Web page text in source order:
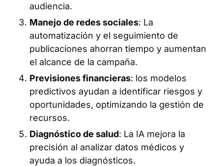
audiencia.
Manejo de redes sociales: La
automatización y el seguimiento de
publicaciones ahorran tiempo y aumentan
el alcance de la campaña.
Previsiones financieras: los modelos
predictivos ayudan a identificar riesgos y
oportunidades, optimizando la gestión de
recursos.
Diagnóstico de salud: La IA mejora la
precisión al analizar datos médicos y
ayuda a los diagnósticos.